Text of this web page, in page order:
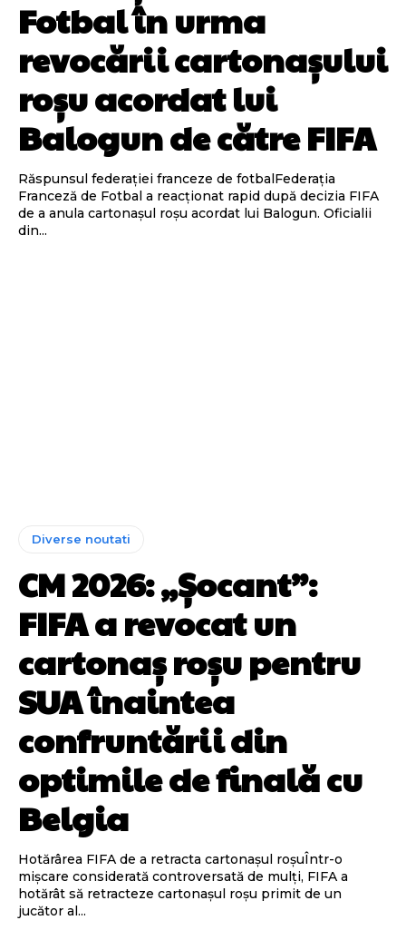
Fotbal în urma
revocării cartonașului
roșu acordat lui
Balogun de către FIFA
Răspunsul federației franceze de fotbalFederația
Franceză de Fotbal a reacționat rapid după decizia FIFA
de a anula cartonașul roșu acordat lui Balogun. Oficialii
din...
Diverse noutati
CM 2026: „Șocant”:
FIFA a revocat un
cartonaș roșu pentru
SUA înaintea
confruntării din
optimile de finală cu
Belgia
Hotărârea FIFA de a retracta cartonașul roșuÎntr-o
mișcare considerată controversată de mulți, FIFA a
hotărât să retracteze cartonașul roșu primit de un
jucător al...